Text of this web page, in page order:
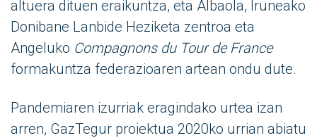
altuera dituen eraikuntza, eta Albaola, Iruneako
Donibane Lanbide Heziketa zentroa eta
Angeluko Compagnons du Tour de France
formakuntza federazioaren artean ondu dute.
Pandemiaren izurriak eragindako urtea izan
arren, GazTegur proiektua 2020ko urrian abiatu